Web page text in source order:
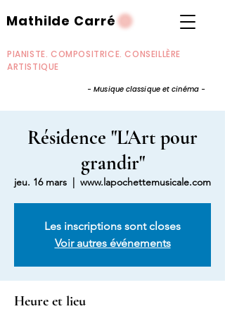
PIANISTE. COMPOSITRICE. CONSEILLÈRE
ARTISTIQUE
Mathilde Carré
- Musique classique et cinéma -
Résidence "L'Art pour
grandir"
jeu. 16 mars
  |
www.lapochettemusicale.com
Les inscriptions sont closes
Voir autres événements
Heure et lieu